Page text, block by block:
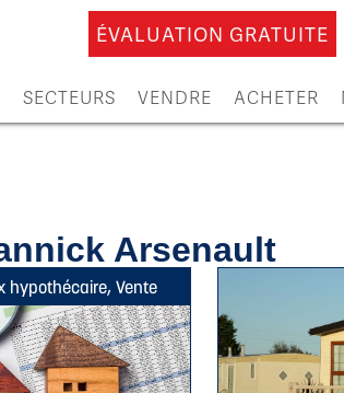
ÉVALUATION GRATUITE
SECTEURS VENDRE ACHETER
Arsenault
hypothécaire, Vente